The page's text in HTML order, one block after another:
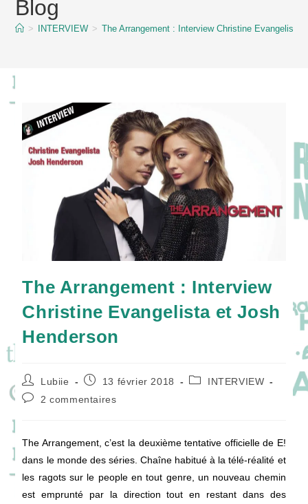
contentBlog
> INTERVIEW > The Arrangement : Interview Christine Evangelista
The Arrangement : Interview
Christine Evangelista et Josh
Henderson
Auteur/autrice
de
la
Lubiie
Publication
13 février 2018
PostINTERVIEW
Commentaires
2 commentaires
The Arrangement, c’est la deuxième tentative officielle de E!
dans le monde des séries. Chaîne habitué à la télé-réalité et
les ragots sur le people en tout genre, un nouveau chemin
est emprunté par la direction tout en restant dans des